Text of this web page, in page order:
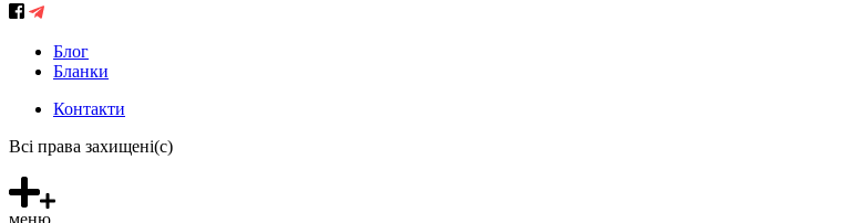
Блог
Бланки
Контакти
Всі права захищені(с)